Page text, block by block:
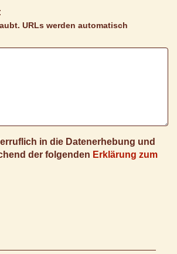
URLs werden automatisch
in die Datenerhebung und
der folgenden Erklärung zum